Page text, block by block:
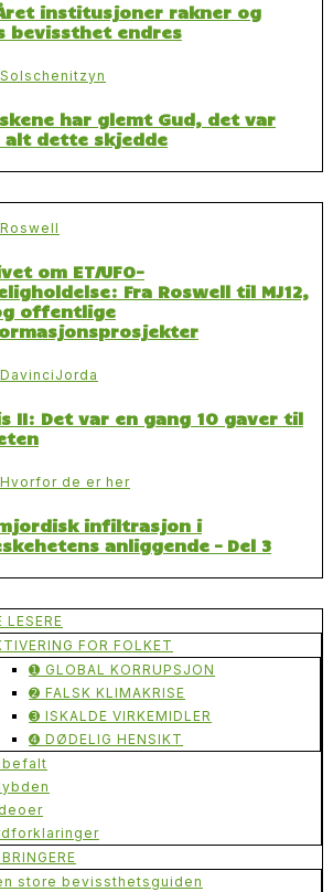
institusjoner rakner og
bevissthet endres
har glemt Gud, det var
dette skjedde
om ET/UFO-
Fra Roswell til MJ12,
offentlige
II: Det var en gang 10 gaver til
infiltrasjon i
anliggende – Del 3
LESERE
FOR FOLKET
➊ GLOBAL KORRUPSJON
➋ FALSK KLIMAKRISE
➌ ISKALDE VIRKEMIDLER
➍ DØDELIG HENSIKT
store bevissthetsguiden